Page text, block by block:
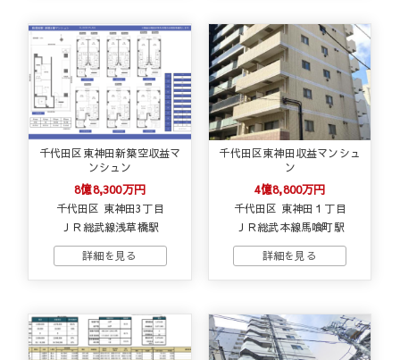
千代田区東神田新築空収益マ
ンシュン
8億8,300万円
千代田区 東神田3丁目
ＪＲ総武線浅草橋駅
千代田区東神田収益マンシュ
ン
4億8,800万円
千代田区 東神田１丁目
ＪＲ総武本線馬喰町駅